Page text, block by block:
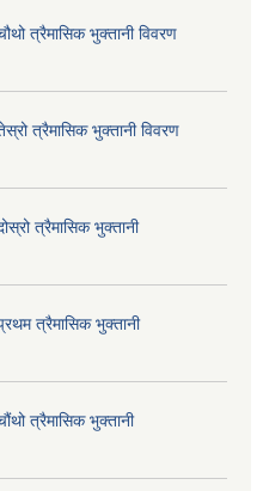
त्रैमासिक भुक्तानी विवरण
त्रैमासिक भुक्तानी विवरण
त्रैमासिक भुक्तानी
त्रैमासिक भुक्तानी
त्रैमासिक भुक्तानी